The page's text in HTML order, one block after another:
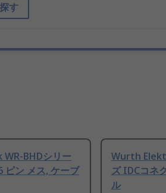
す
BHDシリー
ピン メス, ケーブ
Wurth
ズ IDCコネ
ル